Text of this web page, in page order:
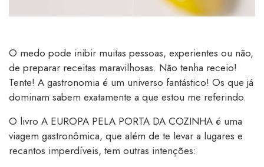
O medo pode inibir muitas pessoas, experientes ou não,
de preparar receitas maravilhosas. Não tenha receio!
Tente! A gastronomia é um universo fantástico! Os que já
dominam sabem exatamente a que estou me referindo.
O livro A EUROPA PELA PORTA DA COZINHA é uma
viagem gastronômica, que além de te levar a lugares e
recantos imperdíveis, tem outras intenções: